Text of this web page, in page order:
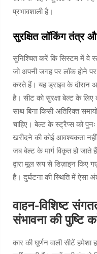
प्रभावशाली है।
सुरक्षित लॉकिंग तंत्र
सुनिश्चित करें कि सिस्टम में वे
जो अपनी जगह पर लॉक होने
करते हैं। यह ड्राइव के दौरान
है। सीट को सुरक्षा बेल्ट के
साथ बिना किसी अतिरिक्त
चाहिए। बेल्ट के स्ट्रैप्स को पुनः
खरीदने की कोई आवश्यकता
जब बेल्ट के मार्ग विकृत हो जाते
द्वारा मूल रूप से डिज़ाइन
हैं। दुर्घटना की स्थिति में ऐसा
वाहन-विशिष्ट
संभावना की पुष्टि
कार की घूर्णन वाली सीटें